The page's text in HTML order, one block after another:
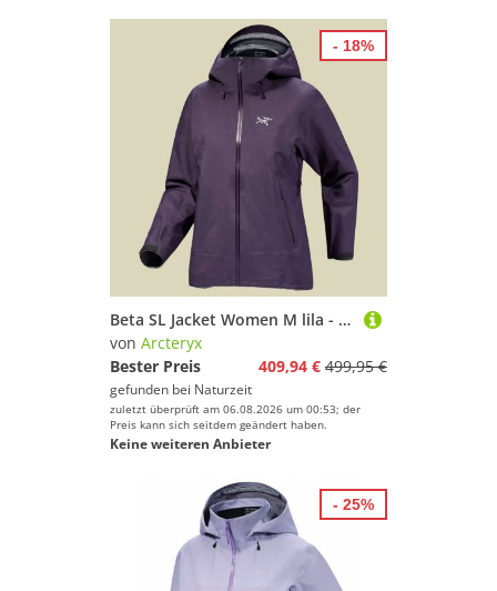
Beta SL Jacket Women M lila - moondrop
von Arcteryx
Bester Preis
409,94 € 499,95 €
gefunden bei Naturzeit
zuletzt überprüft am 06.08.2026 um 00:53; der
Preis kann sich seitdem geändert haben.
Keine weiteren Anbieter
- 18%
- 25%